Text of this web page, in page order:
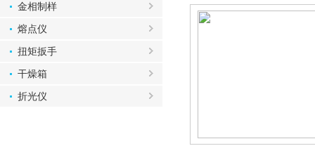
金相制样
熔点仪
扭矩扳手
干燥箱
折光仪